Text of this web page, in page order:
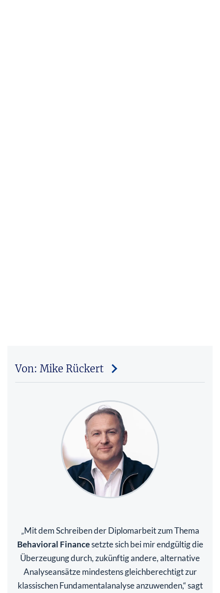
Von: Mike Rückert
„Mit dem Schreiben der Diplomarbeit zum Thema
Behavioral Financesetzte sich bei mir endgültig die
Überzeugung durch, zukünftig andere, alternative
Analyseansätze mindestens gleichberechtigt zur
klassischen Fundamentalanalyse anzuwenden,“ sagt